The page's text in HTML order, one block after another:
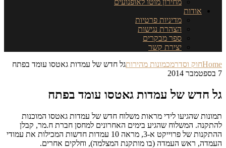
אודות
מדיניות פרטיות
הצהרת נגישות
ספר מבקרים
יצירת קשר
Homeחוק וסדרמכמונות מהירותגל חדש של עמדות גאטסו עומד בפתח
7 בספטמבר 2014
גל חדש של עמדות גאטסו עומד בפתח
תמונות שהגיעו לידי מראות משלוח חדש של עמדות גאטסו המוכנות
להתקנה. המשלוח שהגיע בימים האחרונים למחסן חברת ח.מר, קבלן
ההתקנות של פרוייקט א-3, מראה 10 עמדות חדשות המכילות את עמודי
העמדה, ראש העמדה (בו מותקנת המצלמה), וחלקים אחרים.